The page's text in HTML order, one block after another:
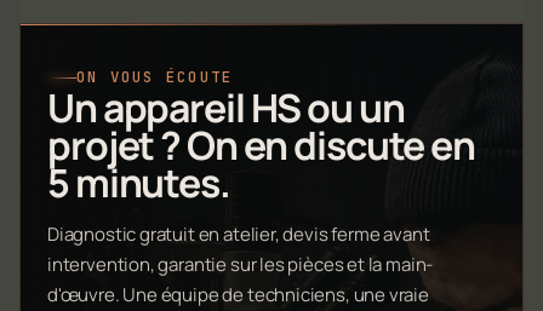
ON VOUS ÉCOUTE
Un appareil HS ou un
projet ? On en discute en
5 minutes.
Diagnostic gratuit en atelier, devis ferme avant
intervention, garantie sur les pièces et la main-
d'œuvre. Une équipe de techniciens, une vraie